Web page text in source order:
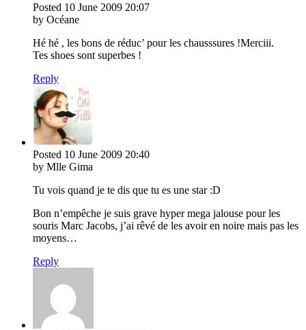
Posted 10 June 2009 20:07
by Océane
Hé hé , les bons de réduc’ pour les chausssures !Merciii.
Tes shoes sont superbes !
Reply
Posted 10 June 2009 20:40
by Mlle Gima
Tu vois quand je te dis que tu es une star :D
Bon n’empêche je suis grave hyper mega jalouse pour les
souris Marc Jacobs, j’ai rêvé de les avoir en noire mais pas les
moyens…
Reply